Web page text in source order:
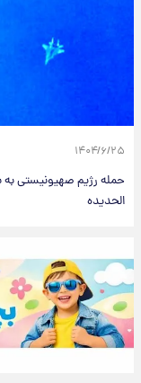
۱۴۰۴/۶/۲۵
حمله رژیم صهیونیستی به
الحدیده